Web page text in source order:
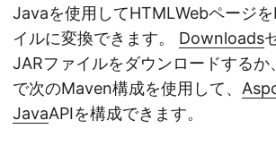
Javaを使用してHTMLWebページ
イルに変換できます。 Downloads
JARファイルをダウンロードするか
で次のMaven構成を使用して、
JavaAPIを構成できます。